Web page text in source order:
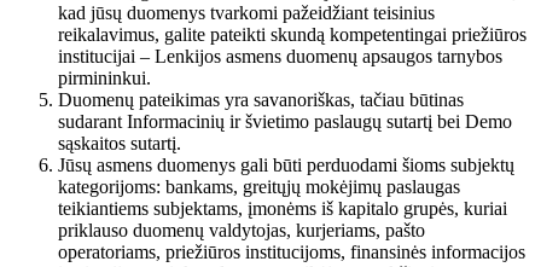
kad jūsų duomenys tvarkomi pažeidžiant teisinius
reikalavimus, galite pateikti skundą kompetentingai priežiūros
institucijai – Lenkijos asmens duomenų apsaugos tarnybos
pirmininkui.
Duomenų pateikimas yra savanoriškas, tačiau būtinas
sudarant Informacinių ir švietimo paslaugų sutartį bei Demo
sąskaitos sutartį.
Jūsų asmens duomenys gali būti perduodami šioms subjektų
kategorijoms: bankams, greitųjų mokėjimų paslaugas
teikiantiems subjektams, įmonėms iš kapitalo grupės, kuriai
priklauso duomenų valdytojas, kurjeriams, pašto
operatoriams, priežiūros institucijoms, finansinės informacijos